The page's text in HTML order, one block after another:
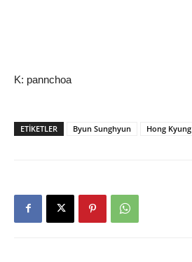
K: pannchoa
ETIKETLER Byun Sunghyun Hong Kyung